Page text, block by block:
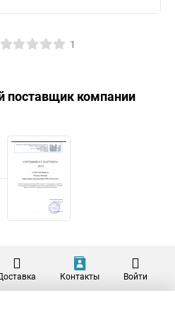
1
поставщик компании
Контакты Войти